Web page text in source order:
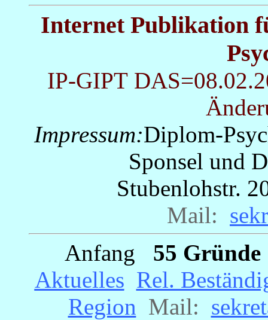
Internet Publikation
IP-GIPT
Impressum:Diplom-
Sponsel und
Stubenlohstr.
Mail:
Anfang
55 Gründe
Aktuelles Rel.
Region Mail: